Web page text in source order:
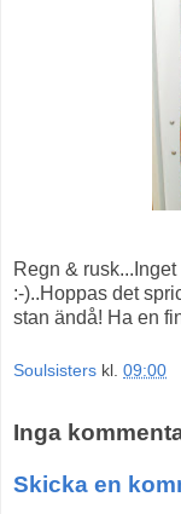
Regn &
:-)..Hoppas det
stan ändå! Ha en
Soulsisters kl. 09:00
Inga
Skicka en